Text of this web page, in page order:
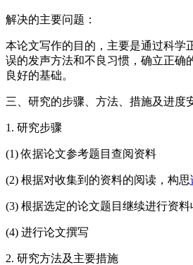
解决的主要问题：
本论文写作的目的，主要是通过科学
误的发声方法和不良习惯，确立正确
良好的基础。
三、研究的步骤、方法、措施及进度
1. 研究步骤
(1) 依据论文参考题目查阅资料
(2) 根据对收集到的资料的阅读，构思
(3) 根据选定的论文题目继续进行资
(4) 进行论文撰写
2. 研究方法及主要措施